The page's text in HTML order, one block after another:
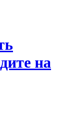
на